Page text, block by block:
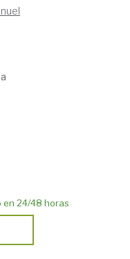
en 24/48 horas